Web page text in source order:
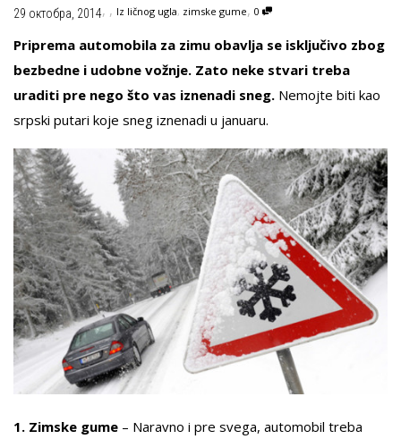
,
29 октобра, 2014 , Iz ličnog ugla, zimske gume, 0
Priprema automobila za zimu obavlja se isključivo zbog
bezbedne i udobne vožnje. Zato neke stvari treba
uraditi pre nego što vas iznenadi sneg. Nemojte biti kao
srpski putari koje sneg iznenadi u januaru.
1. Zimske gume – Naravno i pre svega, automobil treba